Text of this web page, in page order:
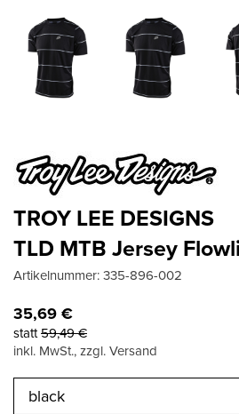
TROY LEE DESIGNS
TLD MTB Jersey
Artikelnummer:335-896-002
35,69€
statt59,49€
inkl. MwSt., zzgl. Versand